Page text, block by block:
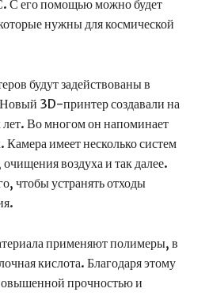
С его помощью можно будет
нужны для космической
будут задействованы в
3D-принтер создавали на
Во многом он напоминает
имеет несколько систем
воздуха и так далее.
чтобы устранять отходы
применяют полимеры, в
кислота. Благодаря этому
прочностью и